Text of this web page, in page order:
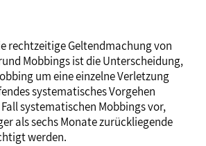
rechtzeitige Geltendmachung von
Mobbings ist die Unterscheidung,
um eine einzelne Verletzung
systematisches Vorgehen
systematischen Mobbings vor,
als sechs Monate zurückliegende
werden.